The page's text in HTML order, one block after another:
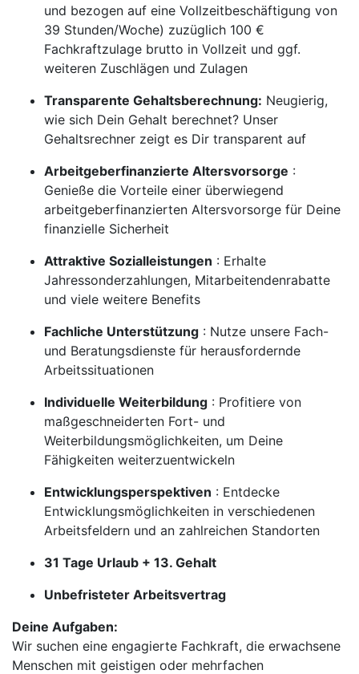
und bezogen auf eine Vollzeitbeschäftigung von
39 Stunden/Woche) zuzüglich 100 €
Fachkraftzulage brutto in Vollzeit und ggf.
weiteren Zuschlägen und Zulagen
Transparente Gehaltsberechnung: Neugierig,
wie sich Dein Gehalt berechnet? Unser
Gehaltsrechner zeigt es Dir transparent auf
Arbeitgeberfinanzierte Altersvorsorge :
Genieße die Vorteile einer überwiegend
arbeitgeberfinanzierten Altersvorsorge für Deine
finanzielle Sicherheit
Attraktive Sozialleistungen : Erhalte
Jahressonderzahlungen, Mitarbeitendenrabatte
und viele weitere Benefits
Fachliche Unterstützung : Nutze unsere Fach-
und Beratungsdienste für herausfordernde
Arbeitssituationen
Individuelle Weiterbildung : Profitiere von
maßgeschneiderten Fort- und
Weiterbildungsmöglichkeiten, um Deine
Fähigkeiten weiterzuentwickeln
Entwicklungsperspektiven : Entdecke
Entwicklungsmöglichkeiten in verschiedenen
Arbeitsfeldern und an zahlreichen Standorten
31 Tage Urlaub + 13. Gehalt
Unbefristeter Arbeitsvertrag
Deine Aufgaben:
Wir suchen eine engagierte Fachkraft, die erwachsene
Menschen mit geistigen oder mehrfachen